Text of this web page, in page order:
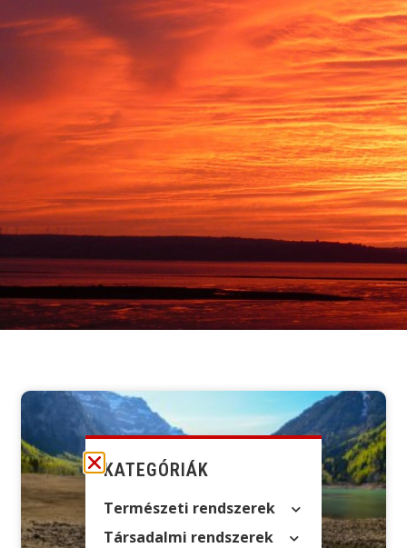
KATEGÓRIÁK
Természeti rendszerek
Társadalmi rendszerek